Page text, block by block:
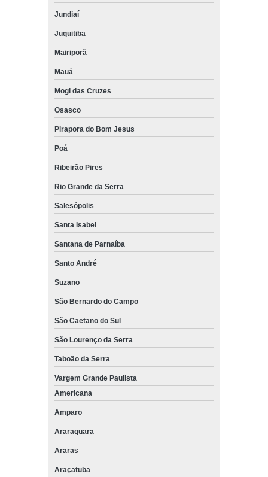
Jundiaí
Juquitiba
Mairiporã
Mauá
Mogi das Cruzes
Osasco
Pirapora do Bom Jesus
Poá
Ribeirão Pires
Rio Grande da Serra
Salesópolis
Santa Isabel
Santana de Parnaíba
Santo André
Suzano
São Bernardo do Campo
São Caetano do Sul
São Lourenço da Serra
Taboão da Serra
Vargem Grande Paulista
Americana
Amparo
Araraquara
Araras
Araçatuba